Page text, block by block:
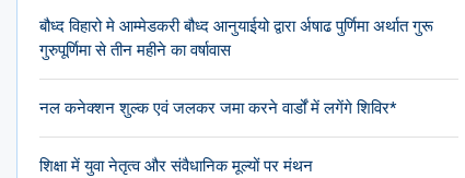
बौध्द विहारो मे आम्मेडकरी बौध्द आनुयाईयो द्वारा र्अषाढ पुर्णिमा अर्थात गुरू
गुरुपूर्णिमा से तीन महीने का वर्षावास
नल कनेक्शन शुल्क एवं जलकर जमा करने वार्डों में लगेंगे शिविर*
शिक्षा में युवा नेतृत्व और संवैधानिक मूल्यों पर मंथन